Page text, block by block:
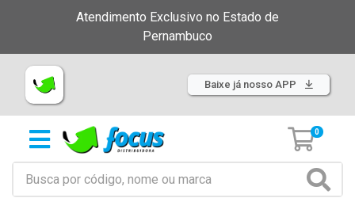
Atendimento Exclusivo no Estado de
Pernambuco
Baixe já nosso APP
0